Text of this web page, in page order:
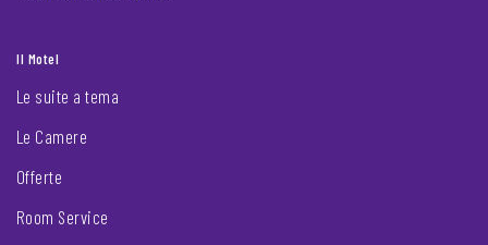
Il Motel
Le suite a tema
Le Camere
Offerte
Room Service